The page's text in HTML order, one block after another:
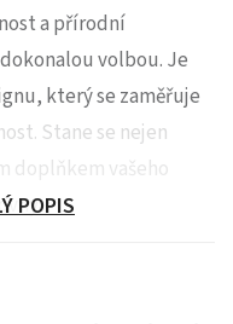
a přírodní
volbou. Je
který se zaměřuje
Stane se nejen
doplňkem vašeho
POPIS